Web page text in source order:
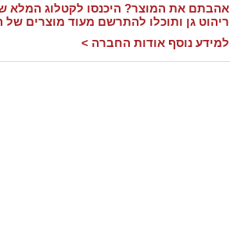
אהבתם את המוצר? היכנסו לקטלוג המלא
ריהוט גן ותוכלו להתרשם מעוד מוצרים
למידע נוסף אודות החברה >